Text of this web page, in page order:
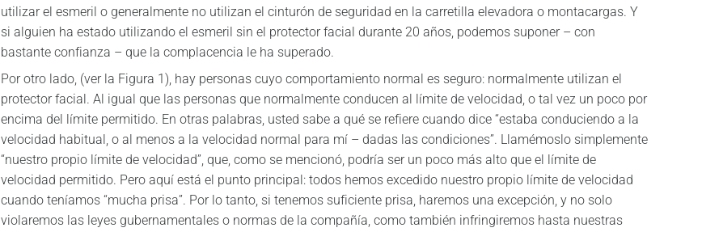
utilizar el esmeril o generalmente no utilizan el cinturón de seguridad en la carretilla elevadora o montacargas. Y
si alguien ha estado utilizando el esmeril sin el protector facial durante 20 años, podemos suponer – con
bastante confianza – que la complacencia le ha superado.
Por otro lado, (ver la Figura 1), hay personas cuyo comportamiento normal es seguro: normalmente utilizan el
protector facial. Al igual que las personas que normalmente conducen al límite de velocidad, o tal vez un poco por
encima del límite permitido. En otras palabras, usted sabe a qué se refiere cuando dice “estaba conduciendo a la
velocidad habitual, o al menos a la velocidad normal para mí – dadas las condiciones”. Llamémoslo simplemente
“nuestro propio límite de velocidad”, que, como se mencionó, podría ser un poco más alto que el límite de
velocidad permitido. Pero aquí está el punto principal: todos hemos excedido nuestro propio límite de velocidad
cuando teníamos “mucha prisa”. Por lo tanto, si tenemos suficiente prisa, haremos una excepción, y no solo
violaremos las leyes gubernamentales o normas de la compañía, como también infringiremos hasta nuestras